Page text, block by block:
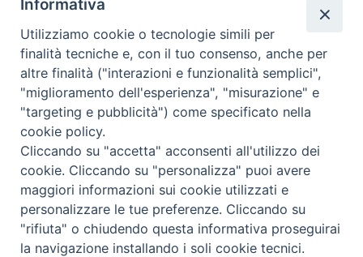
Redazione
Scrivici
Copyright © 2019 - Tutti i diritti riservati - Vita
Trentina Editrice
Privacy Policy
Torna
Informativa
Utilizziamo cookie o tecnologie simili per
finalità tecniche e, con il tuo consenso, anche per
altre finalità ("interazioni e funzionalità semplici",
"miglioramento dell'esperienza", "misurazione" e
"targeting e pubblicità") come specificato nella
cookie policy.
Cliccando su "accetta" acconsenti all'utilizzo dei
cookie. Cliccando su "personalizza" puoi avere
maggiori informazioni sui cookie utilizzati e
personalizzare le tue preferenze. Cliccando su
"rifiuta" o chiudendo questa informativa proseguirai
la navigazione installando i soli cookie tecnici.